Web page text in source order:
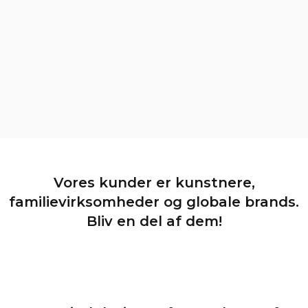
Vores kunder er kunstnere,
familievirksomheder og globale brands.
Bliv en del af dem!